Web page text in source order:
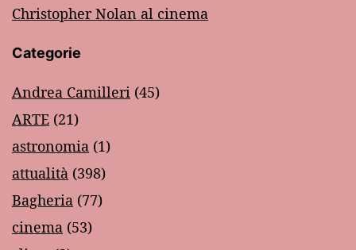
Christopher Nolan al cinema
Categorie
Andrea Camilleri (45)
ARTE (21)
astronomia (1)
attualità (398)
Bagheria (77)
cinema (53)